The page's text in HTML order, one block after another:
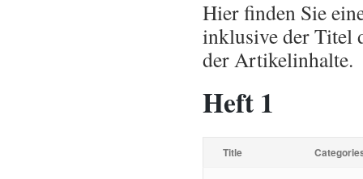
Hier finden Sie
inklusive der Titel
der Artikelinhalte.
Heft 1
Title